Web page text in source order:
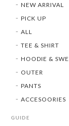
NEW ARRIVAL
PICK UP
ALL
TEE & SHIRT
HOODIE &
OUTER
PANTS
ACCESOORIES
GUIDE